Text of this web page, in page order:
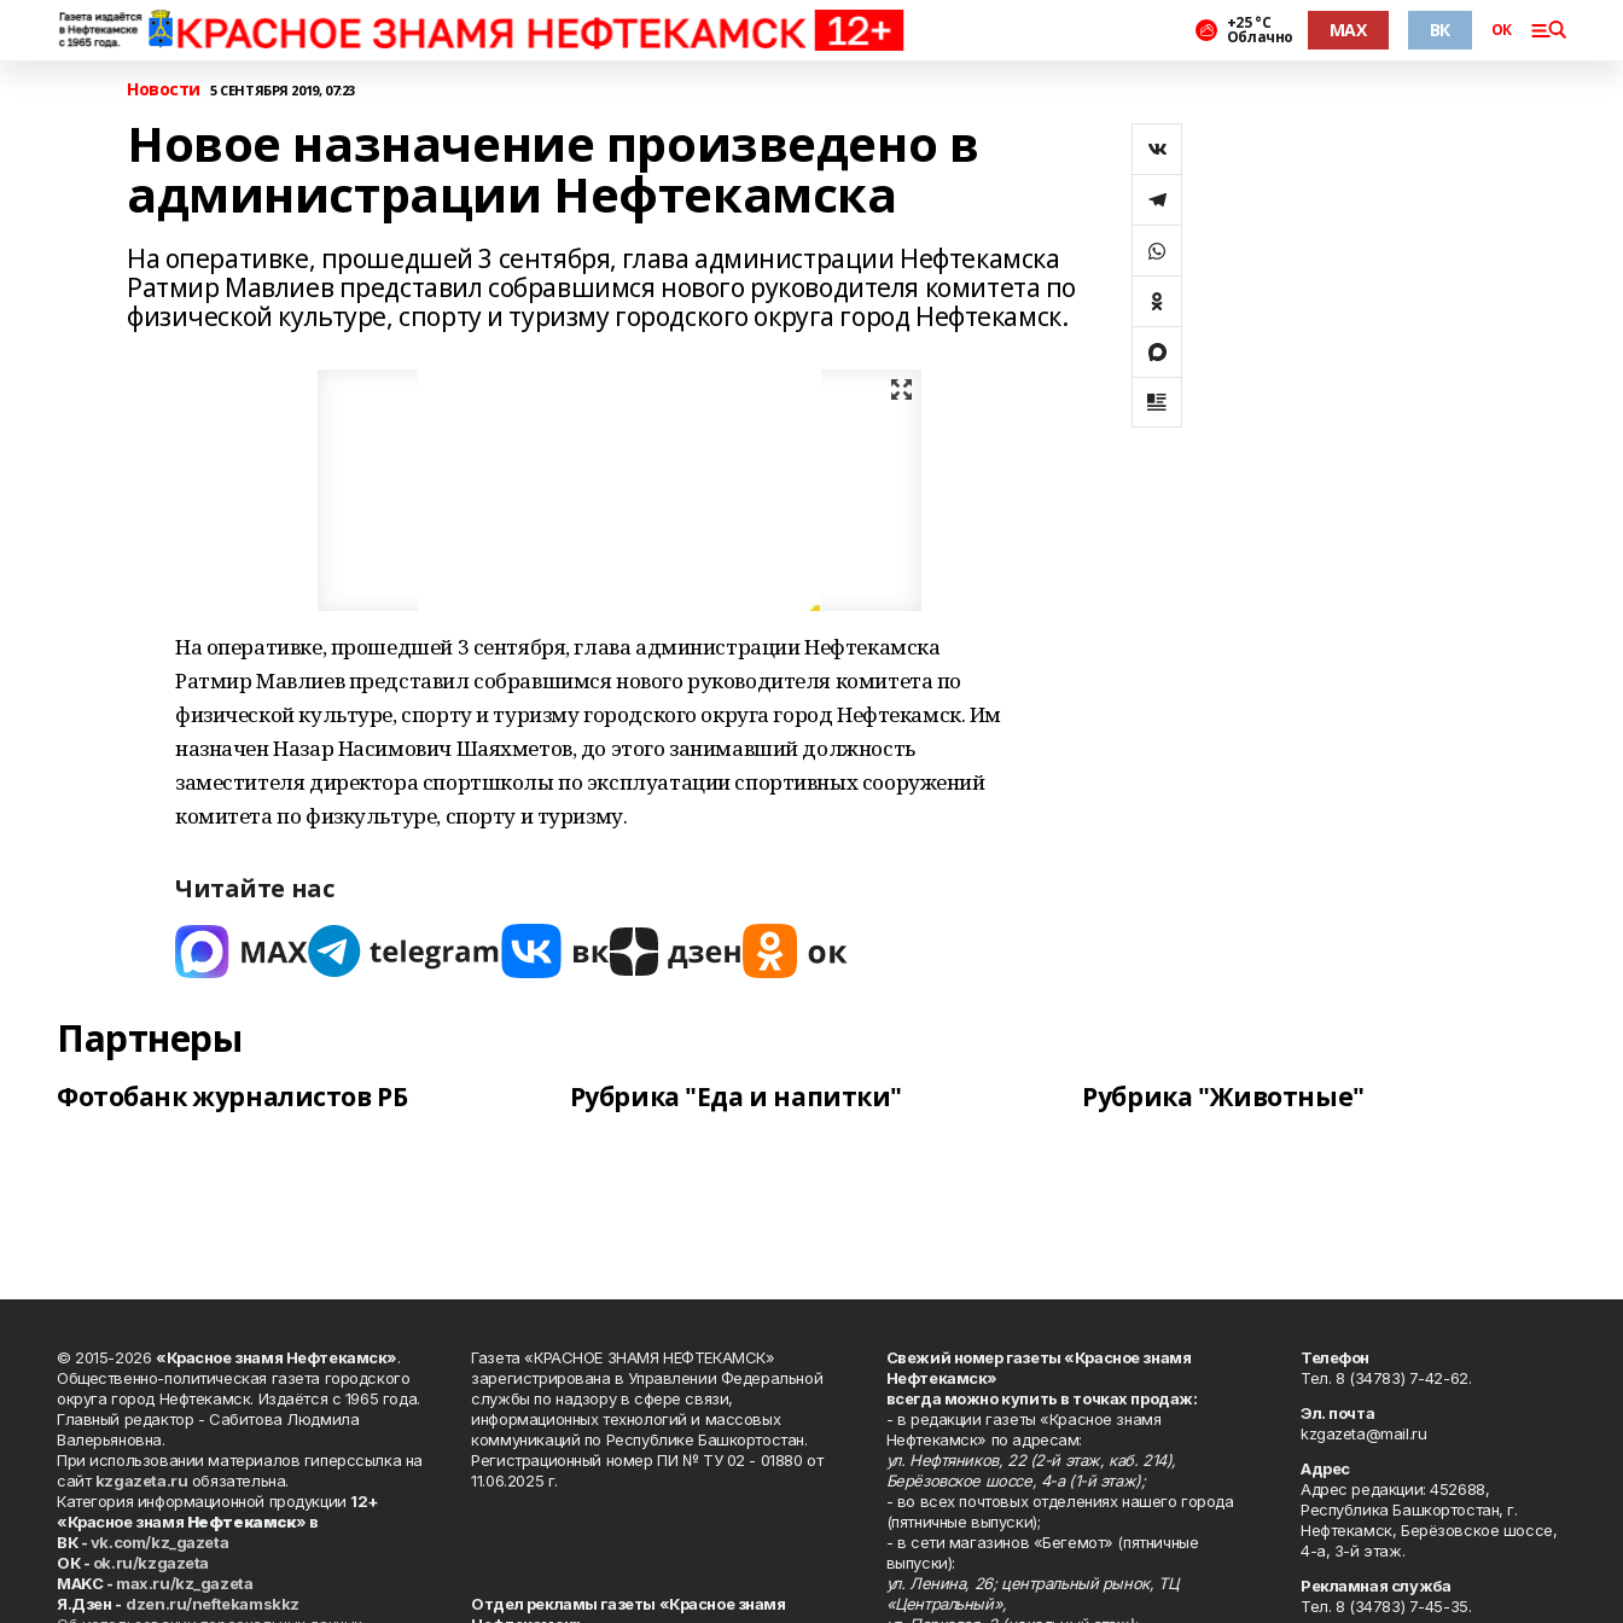
+25 °С
Облачно MAX ВК ОК
Новости 5 СЕНТЯБРЯ 2019, 07:23
Новое назначение произведено в
администрации Нефтекамска
На оперативке, прошедшей 3 сентября, глава администрации Нефтекамска
Ратмир Мавлиев представил собравшимся нового руководителя комитета по
физической культуре, спорту и туризму городского округа город Нефтекамск.
На оперативке, прошедшей 3 сентября, глава администрации Нефтекамска
Ратмир Мавлиев представил собравшимся нового руководителя комитета по
физической культуре, спорту и туризму городского округа город Нефтекамск. Им
назначен Назар Насимович Шаяхметов, до этого занимавший должность
заместителя директора спортшколы по эксплуатации спортивных сооружений
комитета по физкультуре, спорту и туризму.
Читайте нас
Партнеры
Фотобанк журналистов РБ Рубрика "Еда и напитки" Рубрика "Животные"
© 2015-2026 «Красное знамя Нефтекамск».
Общественно-политическая газета городского
округа город Нефтекамск. Издаётся с 1965 года.
Главный редактор - Сабитова Людмила
Валерьяновна.
При использовании материалов гиперссылка на
сайтkzgazeta.ru обязательна.
Категория информационной продукции 12+
«Красное знамя Нефтекамск» в
ВК -vk.com/kz_gazeta
ОК - ok.ru/kzgazeta
MAKC - max.ru/kz_gazeta
Я.Дзен - dzen.ru/neftekamskkz
Газета «КРАСНОЕ ЗНАМЯ НЕФТЕКАМСК»
зарегистрирована в Управлении Федеральной
службы по надзору в сфере связи,
информационных технологий и массовых
коммуникаций по Республике Башкортостан.
Регистрационный номер ПИ № ТУ 02 - 01880 от
11.06.2025 г.
Отдел рекламы газеты «Красное знамя
Свежий номер газеты «Красное знамя
Нефтекамск»
всегда можно купить в точках продаж:
- в редакции газеты «Красное знамя
Нефтекамск» по адресам:
ул. Нефтяников, 22 (2-й этаж, каб. 214),
Берёзовское шоссе, 4-а (1-й этаж);
- во всех почтовых отделениях нашего города
(пятничные выпуски);
- в сети магазинов «Бегемот» (пятничные
выпуски):
ул. Ленина, 26; центральный рынок, ТЦ
«Центральный»,
Телефон
Тел. 8 (34783) 7-42-62.
Эл. почта
kzgazeta@mail.ru
Адрес
Адрес редакции: 452688,
Республика Башкортостан, г.
Нефтекамск, Берёзовское шоссе,
4-а, 3-й этаж.
Рекламная служба
Тел. 8 (34783) 7-45-35.